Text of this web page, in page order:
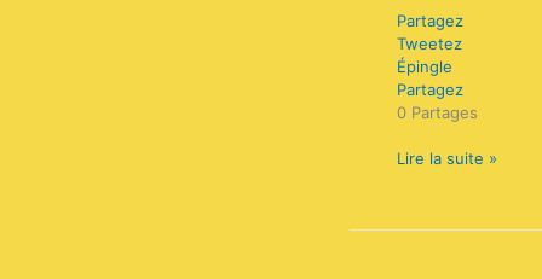
Partagez
Tweetez
Épingle
Partagez
0 Partages
Lire la suite »